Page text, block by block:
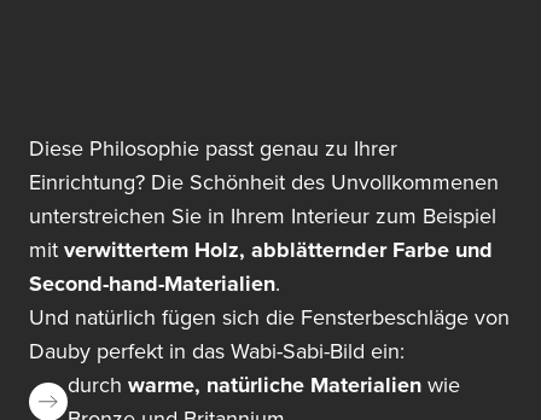
Diese Philosophie passt genau zu Ihrer
Einrichtung? Die Schönheit des Unvollkommenen
unterstreichen Sie in Ihrem Interieur zum Beispiel
mitverwittertem Holz, abblätternder Farbe und
Second-hand-Materialien.
Und natürlich fügen sich die Fensterbeschläge von
Dauby perfekt in das Wabi-Sabi-Bild ein:
durch warme, natürliche Materialienwie